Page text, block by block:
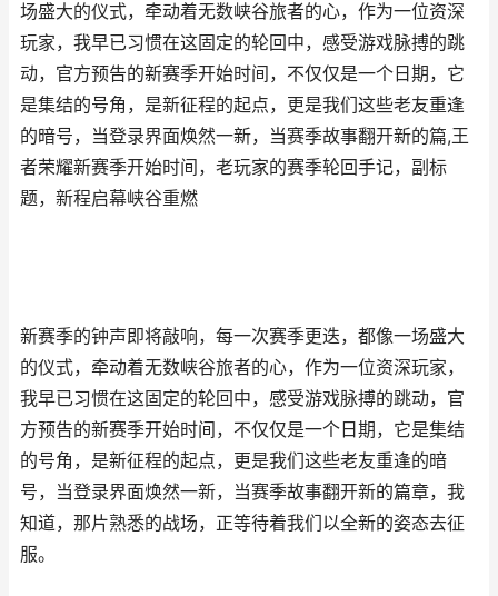
场盛大的仪式，牵动着无数峡谷旅者的心，作为一位资深
玩家，我早已习惯在这固定的轮回中，感受游戏脉搏的跳
动，官方预告的新赛季开始时间，不仅仅是一个日期，它
是集结的号角，是新征程的起点，更是我们这些老友重逢
的暗号，当登录界面焕然一新，当赛季故事翻开新的篇,王
者荣耀新赛季开始时间，老玩家的赛季轮回手记，副标
题，新程启幕峡谷重燃
新赛季的钟声即将敲响，每一次赛季更迭，都像一场盛大
的仪式，牵动着无数峡谷旅者的心，作为一位资深玩家，
我早已习惯在这固定的轮回中，感受游戏脉搏的跳动，官
方预告的新赛季开始时间，不仅仅是一个日期，它是集结
的号角，是新征程的起点，更是我们这些老友重逢的暗
号，当登录界面焕然一新，当赛季故事翻开新的篇章，我
知道，那片熟悉的战场，正等待着我们以全新的姿态去征
服。